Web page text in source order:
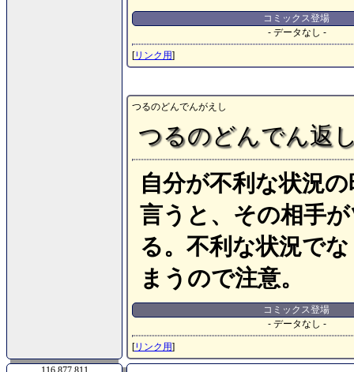
コミックス登場
- データなし -
[リンク用]
つるのどんでんがえし
つるのどんでん返
自分が不利な状況
言うと、その相手
る。不利な状況で
まうので注意。
コミックス登場
- データなし -
[リンク用]